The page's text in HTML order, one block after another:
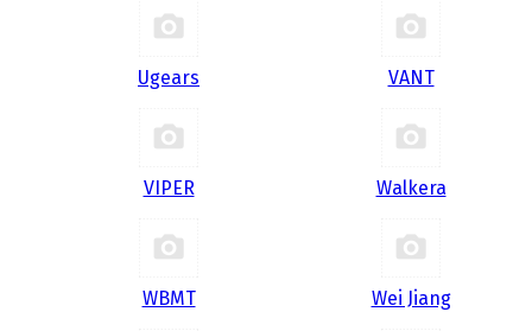
Ugears VANT
VIPER Walkera
WBMT Wei Jiang